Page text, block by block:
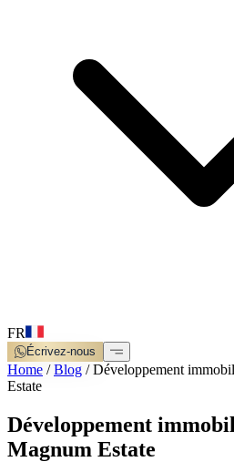
FR
Écrivez-nous
Home /Blog /Développement
Estate
Développement
Magnum Estate